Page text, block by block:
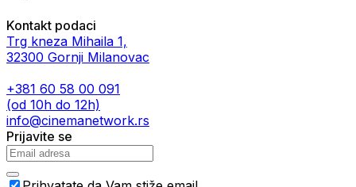
Kontakt podaci
Trg kneza Mihaila 1,
32300 Gornji Milanovac
+381 60 58 00 091
(od 10h do 12h)
info@cinemanetwork.rs
Prijavite se